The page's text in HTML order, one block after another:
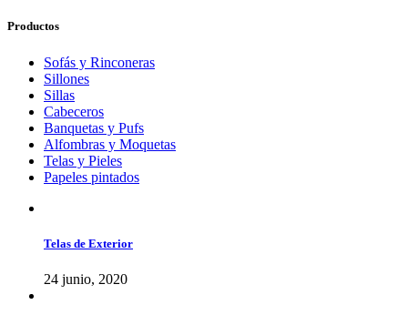
Productos
Sofás y Rinconeras
Sillones
Sillas
Cabeceros
Banquetas y Pufs
Alfombras y Moquetas
Telas y Pieles
Papeles pintados
Telas de Exterior
24 junio, 2020